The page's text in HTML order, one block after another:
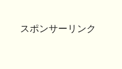
スポンサーリンク